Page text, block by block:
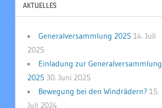
AKTUELLES
Generalversammlung 2025 14. Juli
2025
Einladung zur Generalversammlung
2025 30. Juni 2025
Bewegung bei den Windrädern? 15.
Juli 2024